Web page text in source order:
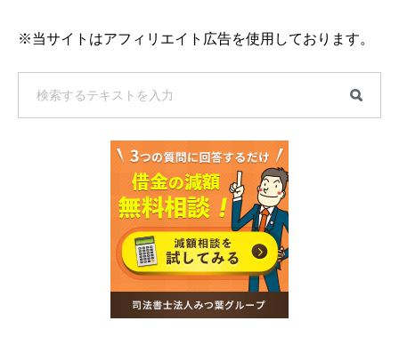
※当サイトはアフィリエイト広告を使用しております。